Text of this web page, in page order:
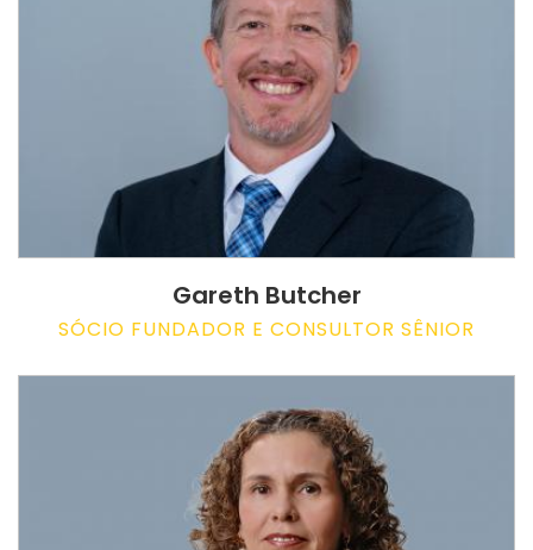
Gareth Butcher
SÓCIO FUNDADOR E CONSULTOR SÊNIOR